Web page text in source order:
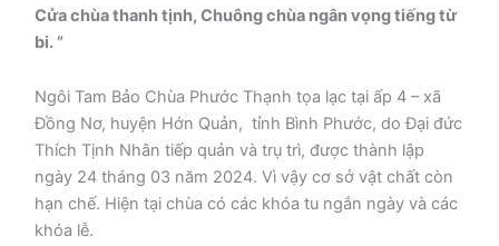
Cửa chùa thanh tịnh, Chuông chùa ngân vọng tiếng từ
bi. ”
Ngôi Tam Bảo Chùa Phước Thạnh tọa lạc tại ấp 4 – xã
Đồng Nơ, huyện Hớn Quản, tỉnh Bình Phước, do Đại đức
Thích Tịnh Nhân tiếp quản và trụ trì, được thành lập
ngày 24 tháng 03 năm 2024. Vì vậy cơ sở vật chất còn
hạn chế. Hiện tại chùa có các khóa tu ngắn ngày và các
khóa lễ.